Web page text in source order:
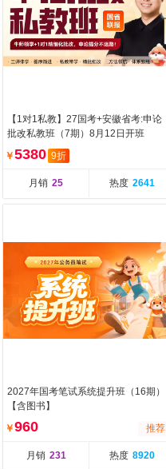
【1对1私教】27国考+安徽省考:申论
批改私教班（7期）8月12日开班
￥5380 9折
月销 25 热度 2641
2027年国考笔试系统提升班（16期）
【含图书】
￥960 推荐
月销 231 热度 8920